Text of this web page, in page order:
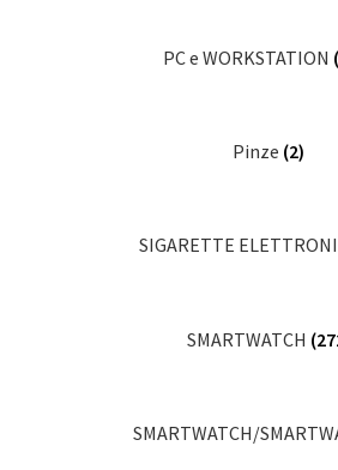
PC e WORKSTATION
Pinze (2)
SIGARETTE
SMARTWATCH
SMARTWATCH/